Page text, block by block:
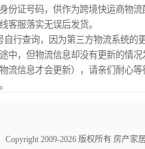
份证号码，供作为跨境快运商物流
客服落实无误后发货。
行查询，因为第三方物流系统的
中，但物流信息却没有更新的情况
流信息才会更新），请亲们耐心等
Copyright 2009-2026 版权所有 房产家